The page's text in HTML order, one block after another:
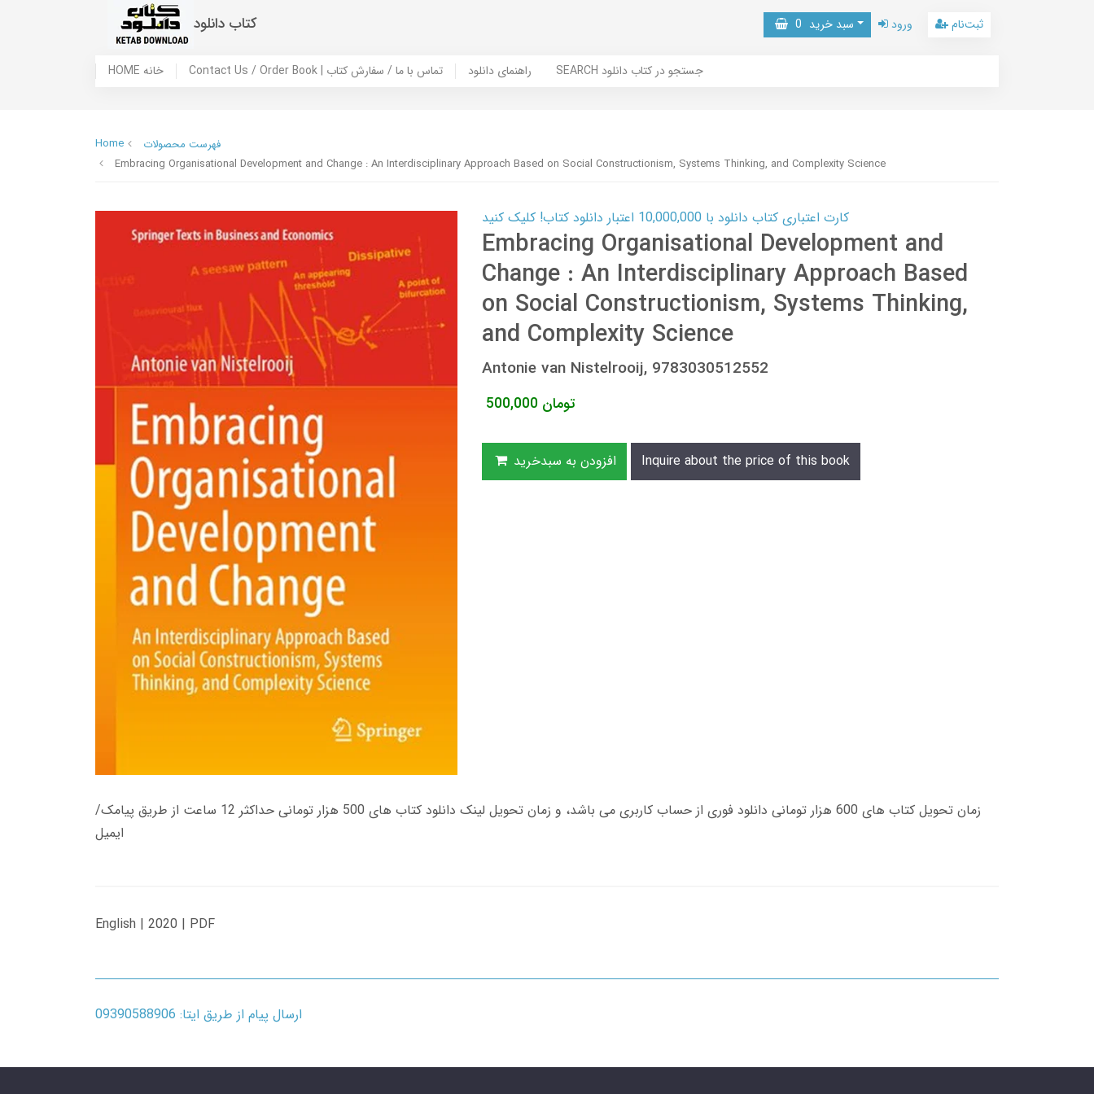
کتاب دانلود سبد خرید 0 ورود ثبت‌نام
HOME خانه Contact Us / Order Book | تماس با ما / سفارش کتاب راهنمای دانلود SEARCH جستجو در کتاب دانلود
Home
فهرست محصولات
Embracing Organisational Development and Change : An Interdisciplinary Approach Based on Social Constructionism, Systems Thinking, and Complexity Science
کارت اعتباری کتاب دانلود با 10,000,000 اعتبار دانلود کتاب! کلیک کنید
Embracing Organisational Development and
Change : An Interdisciplinary Approach Based
on Social Constructionism, Systems Thinking,
and Complexity Science
Antonie van Nistelrooij, 9783030512552
500,000 تومان
افزودن به سبدخرید Inquire about the price of this book
زمان تحویل کتاب های 600 هزار تومانی دانلود فوری از حساب کاربری می باشد، و زمان تحویل لینک دانلود کتاب های 500 هزار تومانی حداکثر 12 ساعت از طریق پیامک/
ایمیل
English | 2020 | PDF
ارسال پیام از طریق ایتا: 09390588906